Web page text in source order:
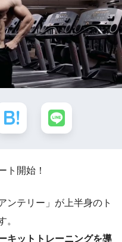
ト開始！
ンテリー」が上半身のト
。
キットトレーニングを導